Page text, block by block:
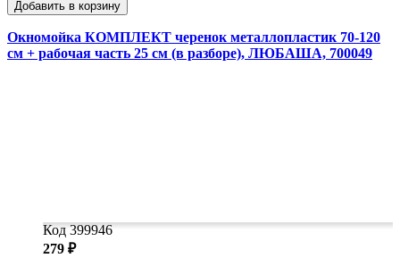
Добавить в корзину
Окномойка КОМПЛЕКТ черенок металлопластик 70-120
см + рабочая часть 25 см (в разборе), ЛЮБАША, 700049
Код 399946
279 ₽